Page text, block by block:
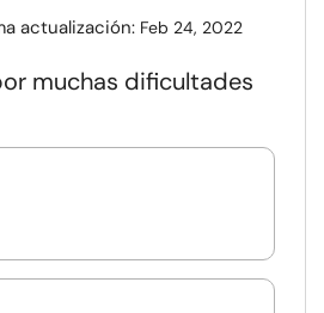
actualización: Feb 24, 2022
muchas dificultades